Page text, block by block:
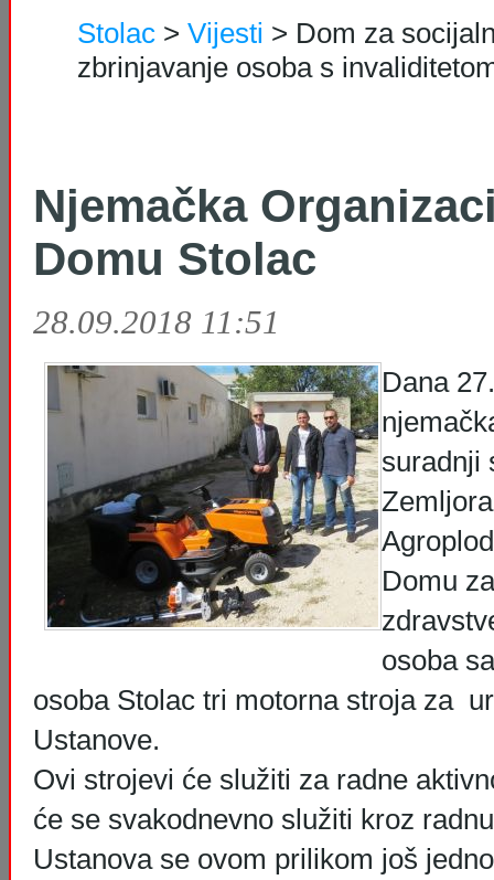
Stolac > Vijesti > Dom za
zbrinjavanje osoba s
Njemačka
Domu Stolac
28.09.2018 11:51
Dana
suradnji
Domu
osoba
osoba Stolac tri motorna stroja za
Ustanove.
Ovi strojevi će služiti za radne
će se svakodnevno služiti kroz
Ustanova se ovom prilikom još